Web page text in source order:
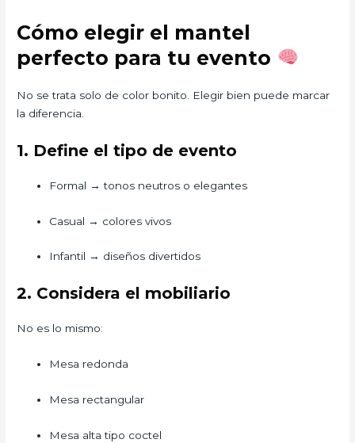
Cómo elegir el mantel
perfecto para tu evento
No se trata solo de color bonito. Elegir bien puede marcar
la diferencia.
1. Define el tipo de evento
Formal → tonos neutros o elegantes
Casual → colores vivos
Infantil → diseños divertidos
2. Considera el mobiliario
No es lo mismo:
Mesa redonda
Mesa rectangular
Mesa alta tipo coctel